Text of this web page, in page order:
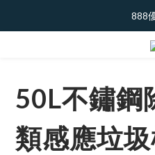
加入新會員888
加入新會員
50L不鏽鋼
類感應垃